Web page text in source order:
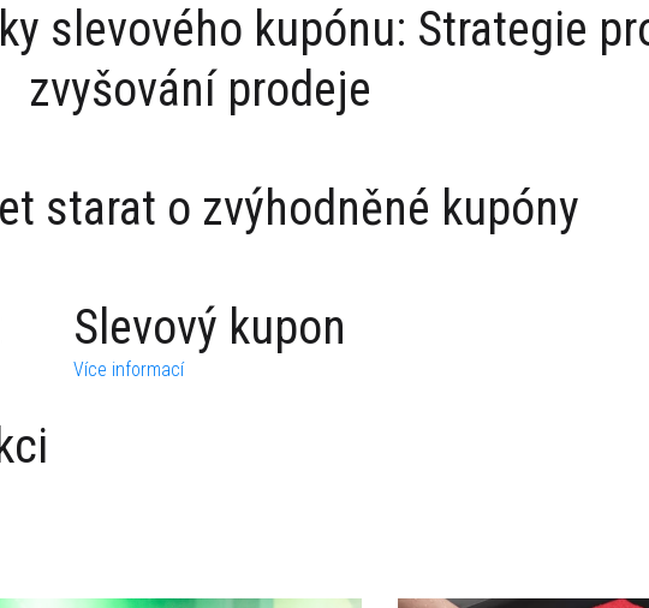
slevového kupónu: Strategie
zvyšování prodeje
starat o zvýhodněné kupóny
Slevový kupon
Více informací